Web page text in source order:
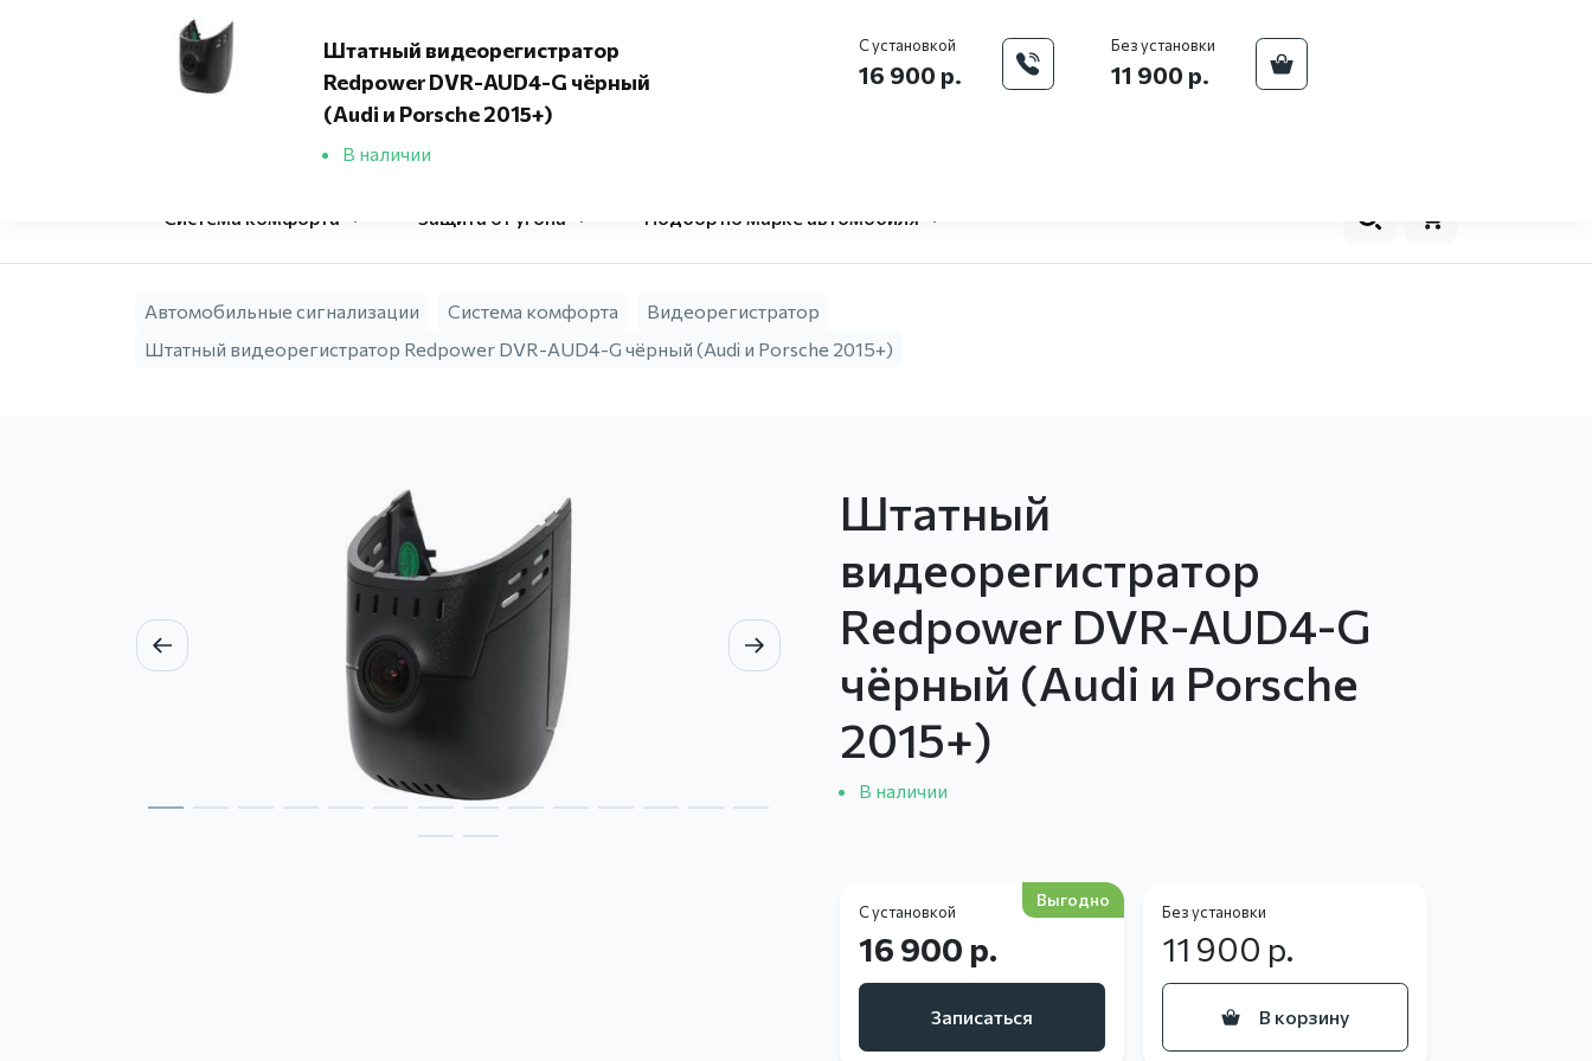
Адреса установочных центров Москва +7 (929) 557-93-08
Фирменный
установочный центр
Система комфорта Защита от угона Подбор по марке автомобиля
Автомобильные сигнализации Система комфорта
Видеорегистратор
Штатный видеорегистратор Redpower DVR-AUD4-G чёрный (Audi и Porsche 2015+)
Штатный
видеорегистратор
Redpower DVR-AUD4-G
чёрный (Audi и Porsche
2015+)
В наличии
С установкой
Выгодно
16 900 р.
Записаться
Без установки
11 900 р.
В корзину
Штатный видеорегистратор
Redpower DVR-AUD4-G чёрный
(Audi и Porsche 2015+)
В наличии
С установкой
16 900 р.
Без установки
11 900 р.